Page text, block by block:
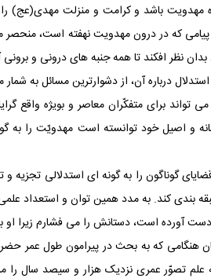
مهدویت باشد و کرامت و منزلت مهدی(عج)
که در درون مهدویت نهفته است، منحصر
نظر افکند تا همه جنبه ‏های درونی و
درباره آن، از دشوارترین مسائل به
‏تواند برای متفکّران معاصر و بویژه واقع‏
و اصیل خود توانسته است مهدویّت را
گوناگون را به گونه‏ ای استدلالی
‏بندی کند. به مدد همین توان و استعداد
آورده است، دستانش را می‏ فشارم زیرا
هنگامی که به بحث در پیرامون طول عمر
تصوّر عمری نزدیک هزار و سیصد سال را